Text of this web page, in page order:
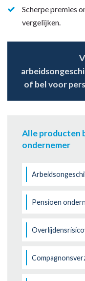
Scherpe premies
vergelijken.
of bel voor
Alle producten
ondernemer
Pensioen